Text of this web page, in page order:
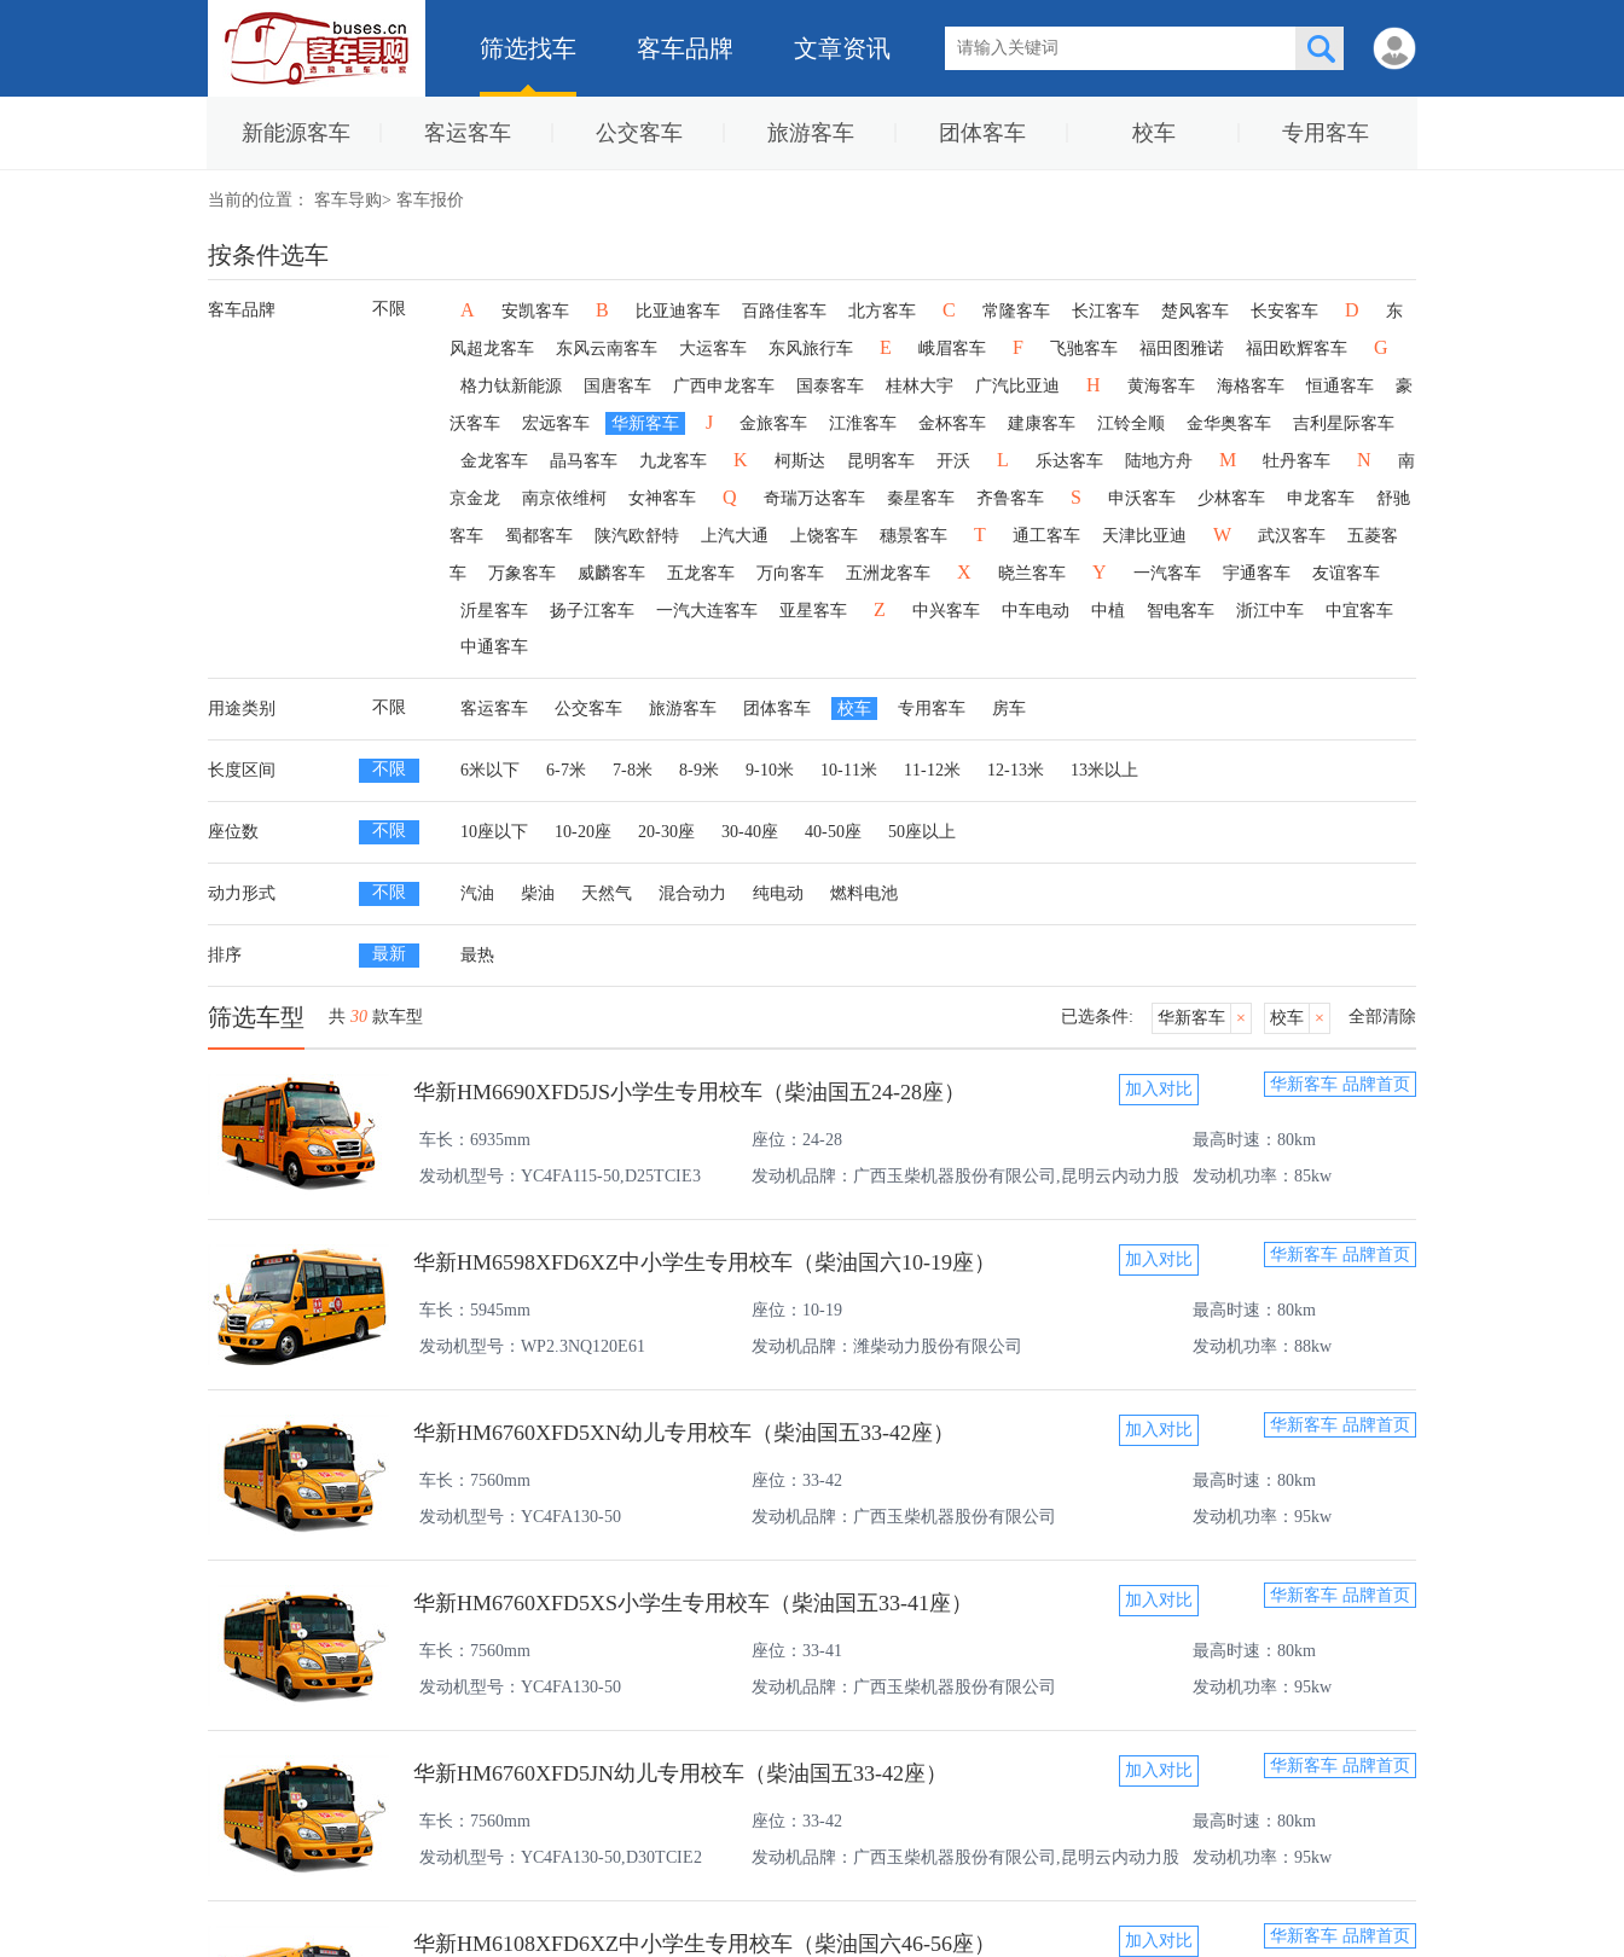
筛选找车 客车品牌 文章资讯
新能源客车 客运客车 公交客车 旅游客车 团体客车 校车 专用客车
当前的位置： 客车导购> 客车报价
按条件选车
客车品牌 不限 A 安凯客车 B 比亚迪客车 百路佳客车 北方客车 C 常隆客车 长江客车 楚风客车 长安客车 D 东
风超龙客车 东风云南客车 大运客车 东风旅行车 E 峨眉客车 F 飞驰客车 福田图雅诺 福田欧辉客车 G
格力钛新能源 国唐客车 广西申龙客车 国泰客车 桂林大宇 广汽比亚迪 H 黄海客车 海格客车 恒通客车 豪
沃客车 宏远客车 华新客车 J 金旅客车 江淮客车 金杯客车 建康客车 江铃全顺 金华奥客车 吉利星际客车
金龙客车 晶马客车 九龙客车 K 柯斯达 昆明客车 开沃 L 乐达客车 陆地方舟 M 牡丹客车 N 南
京金龙 南京依维柯 女神客车 Q 奇瑞万达客车 秦星客车 齐鲁客车 S 申沃客车 少林客车 申龙客车 舒驰
客车 蜀都客车 陕汽欧舒特 上汽大通 上饶客车 穗景客车 T 通工客车 天津比亚迪 W 武汉客车 五菱客
车 万象客车 威麟客车 五龙客车 万向客车 五洲龙客车 X 晓兰客车 Y 一汽客车 宇通客车 友谊客车
沂星客车 扬子江客车 一汽大连客车 亚星客车 Z 中兴客车 中车电动 中植 智电客车 浙江中车
中宜客车
中通客车
用途类别 不限 客运客车 公交客车 旅游客车 团体客车 校车 专用客车 房车
长度区间 不限 6米以下 6-7米 7-8米 8-9米 9-10米 10-11米 11-12米 12-13米 13米以上
座位数 不限 10座以下 10-20座 20-30座 30-40座 40-50座 50座以上
动力形式 不限 汽油 柴油 天然气 混合动力 纯电动 燃料电池
排序 最新 最热
筛选车型 共 30 款车型 全部清除
校车 ×
华新客车 ×
已选条件:
华新HM6690XFD5JS小学生专用校车（柴油国五24-28座）
车长：6935mm 座位：24-28
最高时速：80km
发动机型号：YC4FA115-50,D25TCIE3
发动机品牌：广西玉柴机器股份有限公司,昆明云内动力股
发动机功率：85kw
华新客车 品牌首页
华新HM6598XFD6XZ中小学生专用校车（柴油国六10-19座）
车长：5945mm 座位：10-19
最高时速：80km
发动机型号：WP2.3NQ120E61
发动机品牌：潍柴动力股份有限公司 发动机功率：88kw
华新客车 品牌首页
华新HM6760XFD5XN幼儿专用校车（柴油国五33-42座）
车长：7560mm 座位：33-42
最高时速：80km
发动机型号：YC4FA130-50
发动机品牌：广西玉柴机器股份有限公司 发动机功率：95kw
华新客车 品牌首页
华新HM6760XFD5XS小学生专用校车（柴油国五33-41座）
车长：7560mm 座位：33-41
最高时速：80km
发动机型号：YC4FA130-50
发动机品牌：广西玉柴机器股份有限公司 发动机功率：95kw
华新客车 品牌首页
华新HM6760XFD5JN幼儿专用校车（柴油国五33-42座）
车长：7560mm 座位：33-42
最高时速：80km
发动机型号：YC4FA130-50,D30TCIE2
发动机品牌：广西玉柴机器股份有限公司,昆明云内动力股
发动机功率：95kw
华新客车 品牌首页
华新HM6108XFD6XZ中小学生专用校车（柴油国六46-56座） 华新客车 品牌首页